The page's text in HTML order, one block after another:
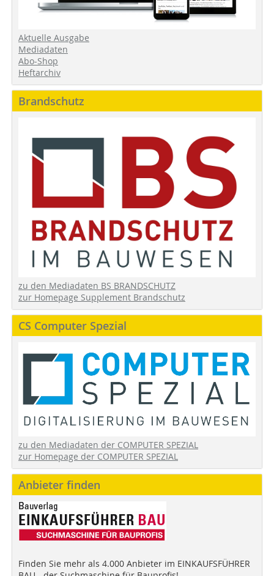
Aktuelle Ausgabe
Mediadaten
Abo-Shop
Heftarchiv
Brandschutz
zu den Mediadaten BS BRANDSCHUTZ
zur Homepage Supplement Brandschutz
CS Computer Spezial
zu den Mediadaten der COMPUTER SPEZIAL
zur Homepage der COMPUTER SPEZIAL
Anbieter finden
Finden Sie mehr als 4.000 Anbieter im EINKAUFSFÜHRER